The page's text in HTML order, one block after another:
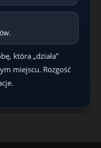
która „działa”
miejscu. Rozgość